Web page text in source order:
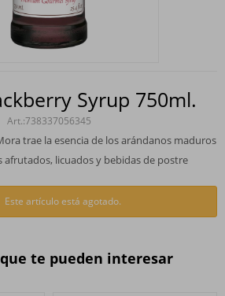
Syrup 750ml.
738337056345
trae la esencia de los arándanos maduros
afrutados, licuados y bebidas de postre
Este artículo está agotado.
te pueden interesar